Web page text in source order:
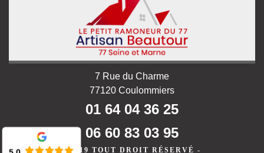
7 Rue du Charme
77120 Coulommiers
01 64 04 36 25
06 60 83 03 95
©2019 TOUT DROIT RÉSERVÉ -